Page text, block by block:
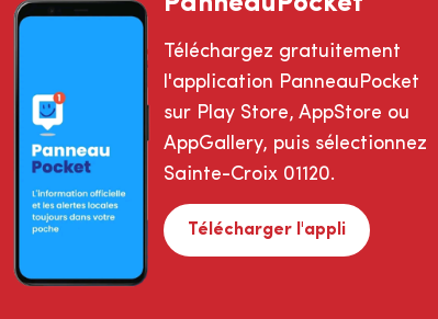
Téléchargez gratuitement
l'application PanneauPocket
sur Play Store, AppStore ou
AppGallery, puis sélectionnez
Sainte-Croix 01120.
Télécharger l'appli